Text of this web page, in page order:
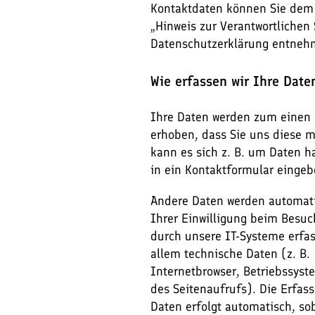
Kontaktdaten können Sie
„Hinweis zur
Datenschutzerklärung
Wie erfassen wir Ihre
Ihre Daten werden zum einen
erhoben, dass Sie uns diese
kann es sich z. B. um Daten
in ein Kontaktformular
Andere Daten werden
Ihrer Einwilligung beim
durch unsere IT-Systeme
allem technische Daten (z. B.
Internetbrowser,
des Seitenaufrufs). Die
Daten erfolgt automatisch,